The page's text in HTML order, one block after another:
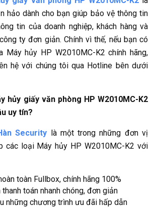
hảo dành cho bạn giúp bảo vệ thông tin
tin của doanh nghiệp, khách hàng và
ty đơn giản. Chính vì thế, nếu bạn có
Máy hủy HP W2010MC-K2 chính hãng,
hệ với chúng tôi qua Hotline bên dưới
hủy giấy văn phòng HP W2010MC-K2
uy tín?
Security
là một trong những đơn vị
các loại Máy hủy HP W2010MC-K2 với
toàn Fullbox, chính hãng 100%
thanh toán nhanh chóng, đơn giản
những chương trình ưu đãi hấp dẫn